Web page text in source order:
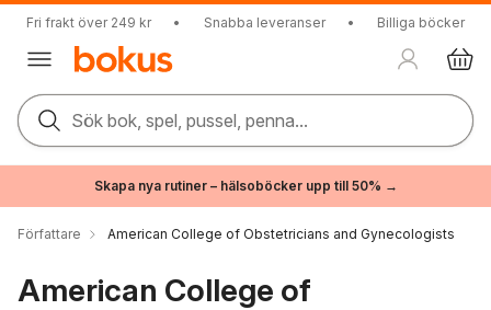
Fri frakt över 249 kr • Snabba leveranser • Billiga böcker
Sök bok, spel, pussel, penna...
Skapa nya rutiner – hälsoböcker upp till 50% →
Författare American College of Obstetricians and Gynecologists
American College of